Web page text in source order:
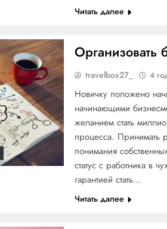
Читать далее
Организовать
travelbox27_ 4
Новичку положено
начинающими
желанием стать
процесса. Принимать
понимания
статус с работника в
гарантией стать…
Читать далее